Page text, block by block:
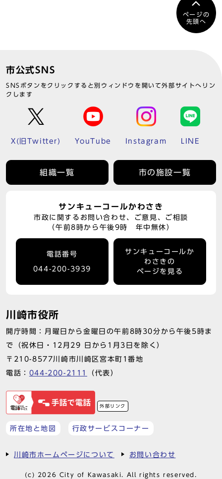
ページの
先頭へ
市公式SNS
SNSボタンをクリックすると別ウィンドウを開いて外部サイトへリン
クします
X(旧Twitter) YouTube Instagram LINE
組織一覧 市の施設一覧
サンキューコールかわさき
市政に関するお問い合わせ、ご意見、ご相談
（午前8時から午後9時 年中無休）
電話番号
044-200-3939
サンキューコールか
わさきの
ページを見る
川崎市役所
開庁時間：月曜日から金曜日の午前8時30分から午後5時ま
で（祝休日・12月29 日から1月3日を除く）
〒210-8577川崎市川崎区宮本町1番地
電話： 044-200-2111 （代表）
外部リンク
所在地と地図 行政サービスコーナー
川崎市ホームページについて お問い合わせ
(c) 2026 City of Kawasaki. All rights reserved.